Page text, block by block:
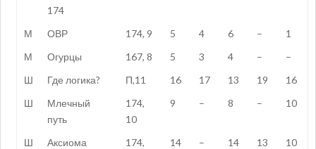
174
М ОВР 174, 9 5 4 6 –
1
М
Огурцы 167, 8 5 3 4 –
–
Ш
Где логика? П,11 16 17 13 19
16
Ш
Млечный
путь
174,
10
9 – 8 – 10
Ш Аксиома
174,
14 – 14 13 10